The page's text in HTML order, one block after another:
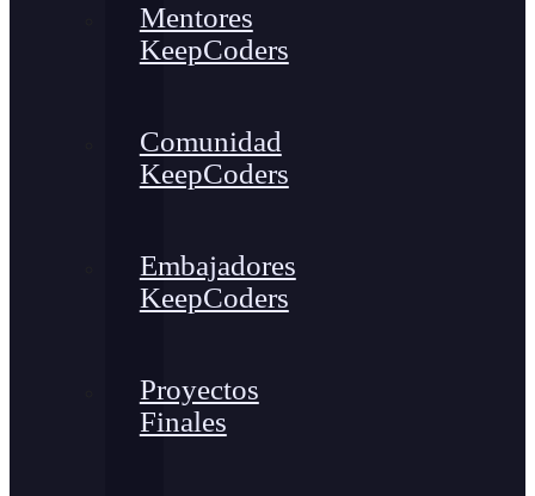
Mentores
KeepCoders
Comunidad
KeepCoders
Embajadores
KeepCoders
Proyectos
Finales